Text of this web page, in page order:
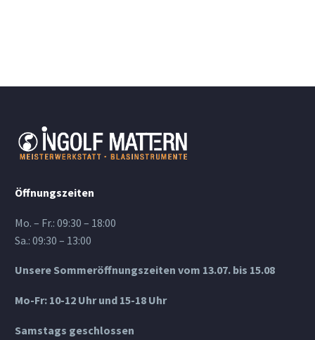
Öffnungszeiten
Mo. – Fr.: 09:30 – 18:00
Sa.: 09:30 – 13:00
Unsere Sommeröffnungszeiten vom 13.07. bis 15.08
Mo-Fr: 10-12 Uhr und 15-18 Uhr
Samstags geschlossen